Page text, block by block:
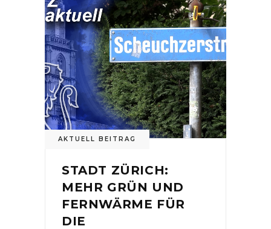
AKTUELL BEITRAG
STADT ZÜRICH:
MEHR GRÜN UND
FERNWÄRME FÜR
DIE